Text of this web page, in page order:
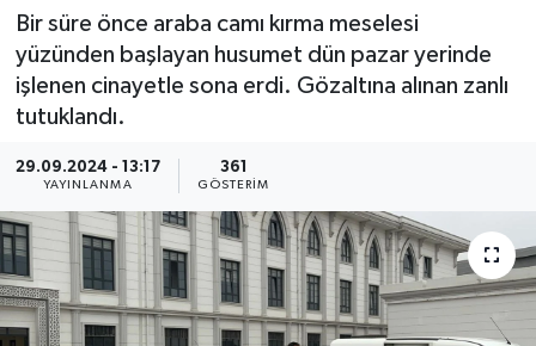
Bir süre önce araba camı kırma meselesi
yüzünden başlayan husumet dün pazar yerinde
işlenen cinayetle sona erdi. Gözaltına alınan zanlı
tutuklandı.
29.09.2024 - 13:17
YAYINLANMA
361
GÖSTERIM
Magazin
Resmi İlanlar
Sağlık
Haber Arşivi